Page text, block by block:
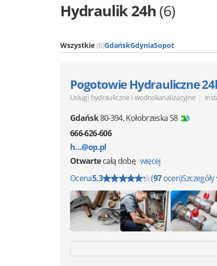
Hydraulik 24h(6)
Wszystkie (6)GdańskGdyniaSopot
Pogotowie Hydrauliczne
Usługi hydrauliczne i wodnokanalizacyjne |
Gdańsk80-394,Kołobrzeska 58
666-626-606
h...@op.pl
Otwartecałą dobę więcej
Ocena5.3 (97ocen)Szczegóły